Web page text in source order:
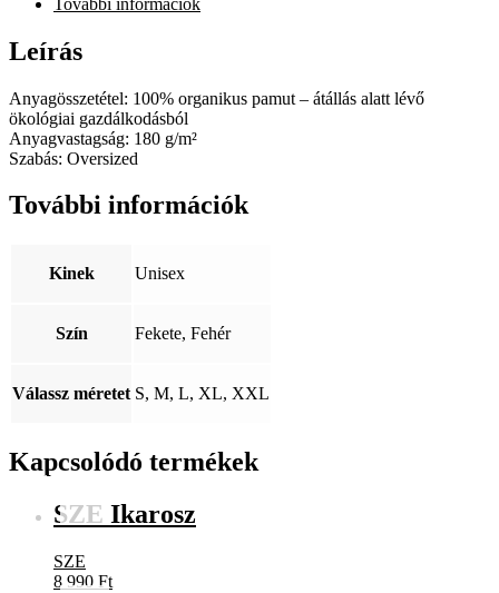
Leírás
Anyagösszetétel: 100% organikus pamut – átállás alatt lévő
ökológiai gazdálkodásból
Anyagvastagság: 180 g/m²
Szabás: Oversized
További információk
Kinek Unisex
Szín Fekete, Fehér
Válassz méretet S, M, L, XL, XXL
Kapcsolódó termékek
SZE Ikarosz
SZE
8 990 Ft